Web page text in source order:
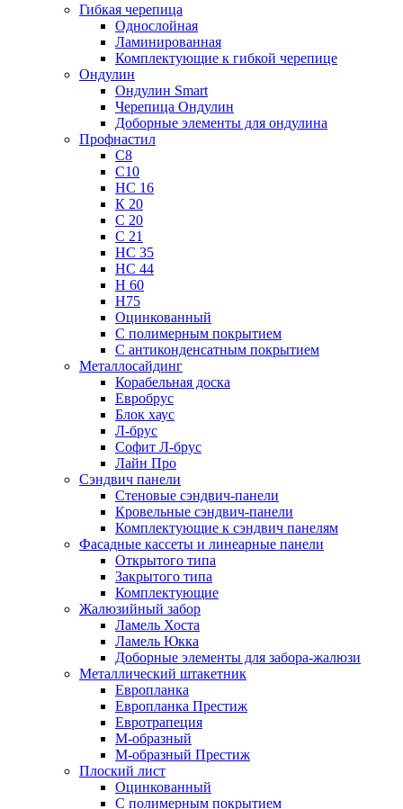
Гибкая черепица
Однослойная
Ламинированная
Комплектующие к гибкой черепице
Ондулин
Ондулин Smart
Черепица Ондулин
Доборные элементы для ондулина
Профнастил
С8
С10
НС 16
К 20
С 20
С 21
НС 35
НС 44
Н 60
Н75
Оцинкованный
С полимерным покрытием
С антиконденсатным покрытием
Металлосайдинг
Корабельная доска
Евробрус
Блок хаус
Л-брус
Софит Л-брус
Лайн Про
Сэндвич панели
Стеновые сэндвич-панели
Кровельные сэндвич-панели
Комплектующие к сэндвич панелям
Фасадные кассеты и линеарные панели
Открытого типа
Закрытого типа
Комплектующие
Жалюзийный забор
Ламель Хоста
Ламель Юкка
Доборные элементы для забора-жалюзи
Металлический штакетник
Европланка
Европланка Престиж
Евротрапеция
М-образный
М-образный Престиж
Плоский лист
Оцинкованный
С полимерным покрытием